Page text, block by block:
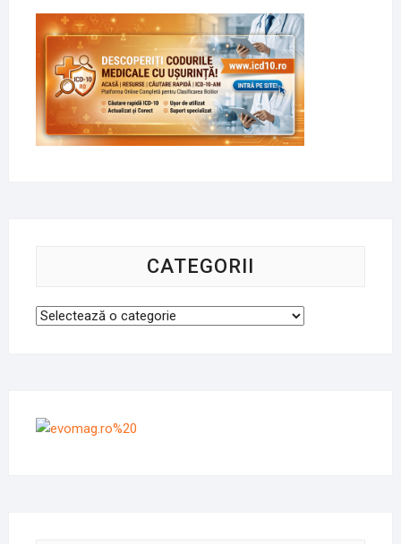
CATEGORII
Categorii